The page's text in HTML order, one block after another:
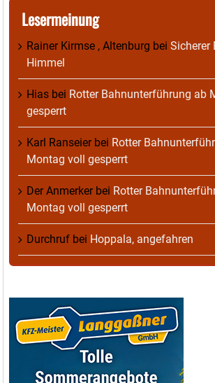
Lesermeinung
Rainer Kirmse , Altenburg bei Sicherer
Himmel
Hias bei Rotter Bahnunterführung ab
gesperrt
Karl Ranseierbei Rotter
Montag voll gesperrt
Der Anmerkerbei Rotter
Montag voll gesperrt
Durchruf bei Hoppala, angefahren